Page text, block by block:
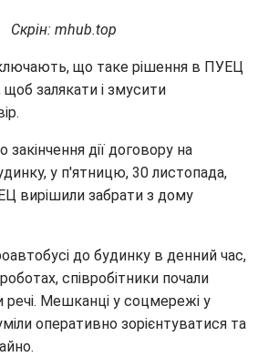
Скрін: mhub.top
що таке рішення в ПУЕЦ
щоб залякати і змусити
закінчення дії договору на
у п'ятницю, 30 листопада,
вирішили забрати з дому
до будинку в денний час,
співробітники почали
речі. Мешканці у соцмережі у
оперативно зорієнтуватися та